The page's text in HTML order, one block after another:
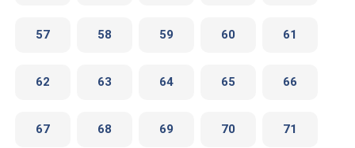
Play Video
57 58 59 60 61
62 63 64 65 66
67 68 69 70 71